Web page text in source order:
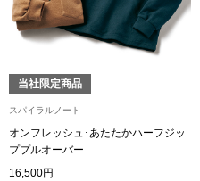
当社限定商品
スパイラルノート
オンフレッシュ･あたたかハーフジッ
ププルオーバー
16,500円